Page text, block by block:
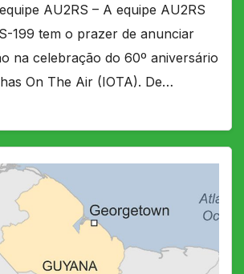
AU2RS – A equipe AU2RS
199 tem o prazer de anunciar
na celebração do 60º aniversário
On The Air (IOTA). De…